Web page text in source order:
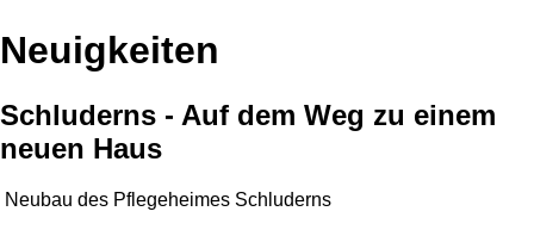
Neuigkeiten
Schluderns - Auf dem Weg zu einem
neuen Haus
Neubau des Pflegeheimes Schluderns